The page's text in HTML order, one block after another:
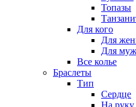
Топазы
Для кого
Для
Для
Все колье
Браслеты
Тип
Сердце
На руку